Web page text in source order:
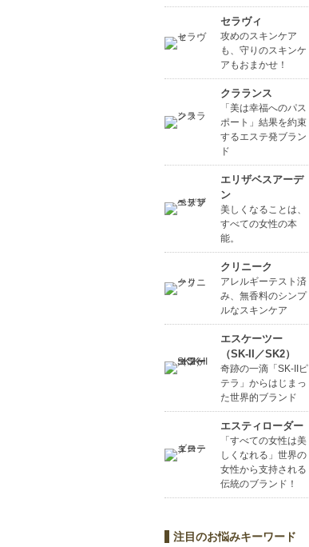
セラヴィ
攻めのスキンケア
も、守りのスキンケ
アもおまかせ！
クラランス
「美は幸福へのパス
ポート」結果を約束
するエステ発ブラン
ド
エリザベスアーデ
ン
美しくなることは、
すべての女性の本
能。
クリニーク
アレルギーテスト済
み、無香料のシンプ
ルなスキンケア
エスケーツー
（SK-II／SK2）
奇跡の一滴「SK-IIピ
テラ」からはじまっ
た世界的ブランド
エスティローダー
「すべての女性は美
しくなれる」世界の
女性から支持される
伝統のブランド！
注目のお悩みキーワード